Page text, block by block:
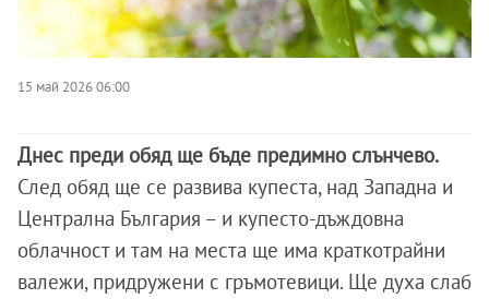
15 май 2026 06:00
Днес преди обяд ще бъде предимно слънчево.
След обяд ще се развива купеста, над Западна и
Централна България – и купесто-дъждовна
облачност и там на места ще има краткотрайни
валежи, придружени с гръмотевици. Ще духа слаб